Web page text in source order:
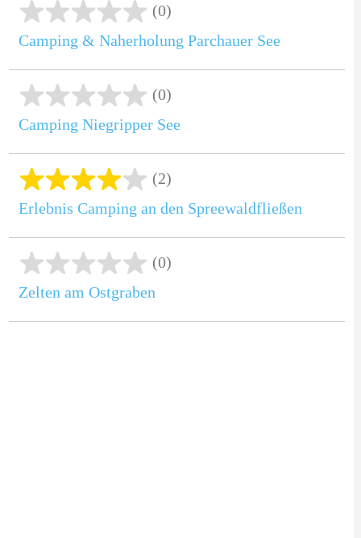
(0)
Camping & Naherholung Parchauer See
(0)
Camping Niegripper See
(2)
Erlebnis Camping an den Spreewaldfließen
(0)
Zelten am Ostgraben